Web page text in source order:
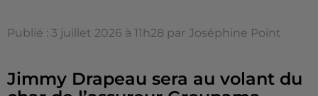
Publié : 3 juillet 2026 à 11h28 par Joséphine Point
Jimmy Drapeau sera au volant du